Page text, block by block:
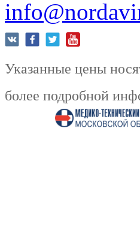
Указанные цены
более подробной